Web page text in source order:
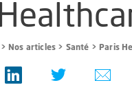
> Nos articles > Santé > Paris